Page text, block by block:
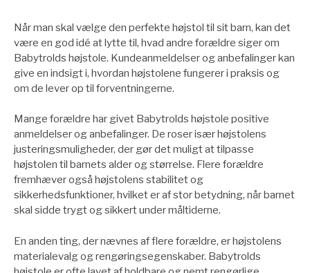
Når man skal vælge den perfekte højstol til sit barn, kan det
være en god idé at lytte til, hvad andre forældre siger om
Babytrolds højstole. Kundeanmeldelser og anbefalinger kan
give en indsigt i, hvordan højstolene fungerer i praksis og
om de lever op til forventningerne.
Mange forældre har givet Babytrolds højstole positive
anmeldelser og anbefalinger. De roser især højstolens
justeringsmuligheder, der gør det muligt at tilpasse
højstolen til barnets alder og størrelse. Flere forældre
fremhæver også højstolens stabilitet og
sikkerhedsfunktioner, hvilket er af stor betydning, når barnet
skal sidde trygt og sikkert under måltiderne.
En anden ting, der nævnes af flere forældre, er højstolens
materialevalg og rengøringsegenskaber. Babytrolds